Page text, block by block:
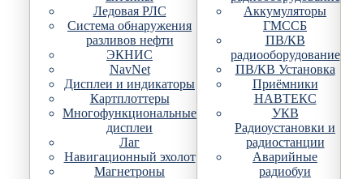
Ледовая РЛС
Система обнаружения
разливов нефти
ЭКНИС
NavNet
Дисплеи и индикаторы
Картплоттеры
Многофункциональные
дисплеи
Лаг
Навигационный эхолот
Магнетроны
Аккумуляторы
ГМССБ
ПВ/КВ
радиооборудование
ПВ/КВ Установка
Приёмники
НАВТЕКС
УКВ
Радиоустановки и
радиостанции
Аварийные
радиобуи